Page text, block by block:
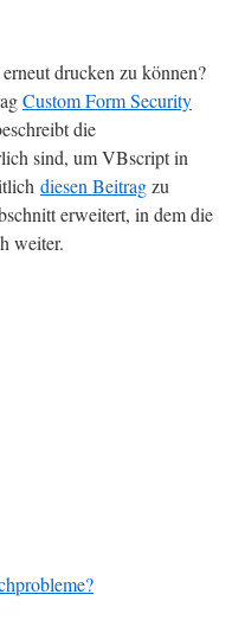
drucken zu können?
Custom Form Security
die
sind, um VBscript in
diesen Beitragzu
erweitert, in dem die
weiter.